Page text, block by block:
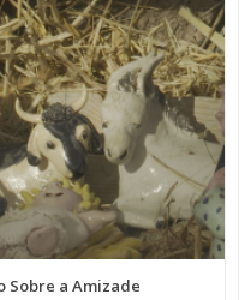
Sobre a Amizade